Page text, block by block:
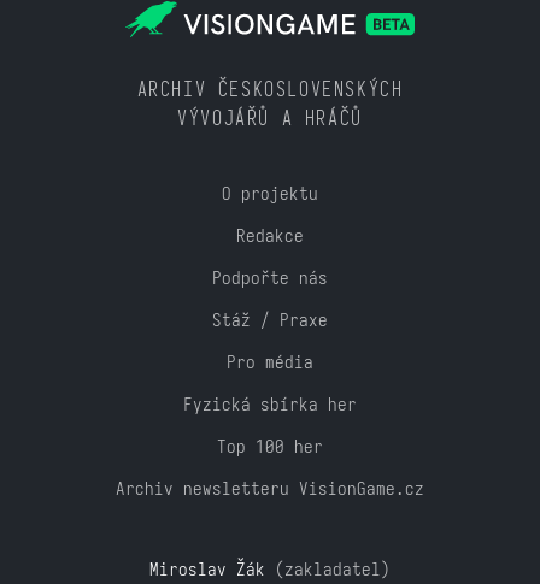
ARCHIV ČESKOSLOVENSKÝCH
VÝVOJÁŘŮ A HRÁČŮ
O projektu
Redakce
Podpořte nás
Stáž / Praxe
Pro média
Fyzická sbírka her
Top 100 her
Archiv newsletteru VisionGame.cz
Miroslav Žák (zakladatel)